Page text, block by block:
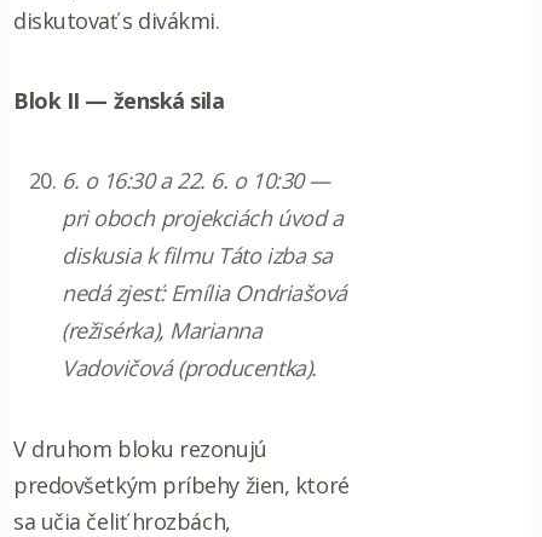
diskutovať s divákmi.
Blok II — ženská sila
6. o 16:30 a 22. 6. o 10:30 —
pri oboch projekciách úvod a
diskusia k filmu Táto izba sa
nedá zjesť: Emília Ondriašová
(režisérka), Marianna
Vadovičová (producentka).
V druhom bloku rezonujú
predovšetkým príbehy žien, ktoré
sa učia čeliť hrozbách,